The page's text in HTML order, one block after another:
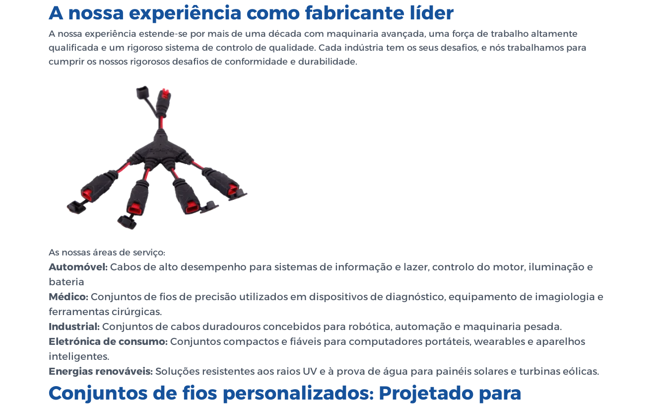
A nossa experiência como fabricante líder
A nossa experiência estende-se por mais de uma década com maquinaria avançada, uma força de trabalho altamente
qualificada e um rigoroso sistema de controlo de qualidade. Cada indústria tem os seus desafios, e nós trabalhamos para
cumprir os nossos rigorosos desafios de conformidade e durabilidade.
As nossas áreas de serviço:
Automóvel: Cabos de alto desempenho para sistemas de informação e lazer, controlo do motor, iluminação e
bateria
Médico: Conjuntos de fios de precisão utilizados em dispositivos de diagnóstico, equipamento de imagiologia e
ferramentas cirúrgicas.
Industrial: Conjuntos de cabos duradouros concebidos para robótica, automação e maquinaria pesada.
Eletrónica de consumo: Conjuntos compactos e fiáveis para computadores portáteis, wearables e aparelhos
inteligentes.
Energias renováveis: Soluções resistentes aos raios UV e à prova de água para painéis solares e turbinas eólicas.
Conjuntos de fios personalizados: Projetado para